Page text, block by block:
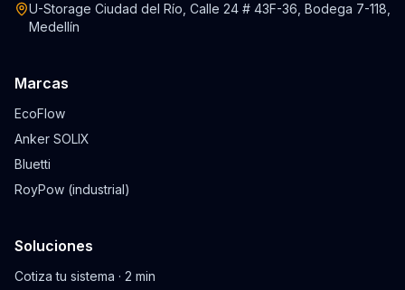
U-Storage Ciudad del Río, Calle 24 # 43F-36, Bodega 7-118,
Medellín
Marcas
EcoFlow
Anker SOLIX
Bluetti
RoyPow (industrial)
Soluciones
Cotiza tu sistema · 2 min